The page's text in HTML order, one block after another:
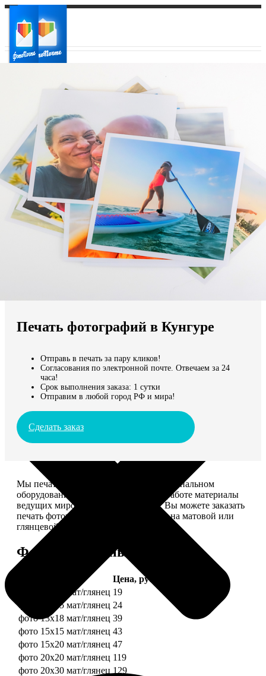
Ваш регион доставки
Выберите из списка:
Мы доставляем по всему миру
Продолжить без города
Печать фотографий в Кунгуре
Отправь в печать за пару кликов!
Согласования по электронной почте. Отвечаем за 24
часа!
Срок выполнения заказа: 1 сутки
Отправим в любой город РФ и мира!
Сделать заказ
Мы печатаем фотографии на профессиональном
оборудовании Noritsu, используем в работе материалы
ведущих мировых производителей. Вы можете заказать
печать фотографий разных форматов на матовой или
глянцевой фотобумаге.
Форматы и цены
Цена, руб.
фото 10х10 мат/глянец 19
фото 10х15 мат/глянец 24
фото 13х18 мат/глянец 39
фото 15х15 мат/глянец 43
фото 15х20 мат/глянец 47
фото 20х20 мат/глянец 119
фото 20х30 мат/глянец 129